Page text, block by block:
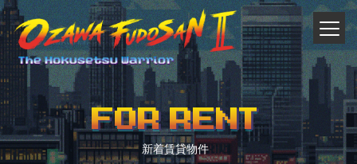
FOR RENT
新着賃貸物件